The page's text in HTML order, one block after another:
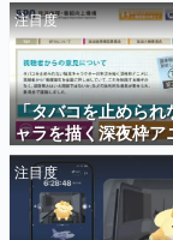
事を
ゲ
名作
聞き
きま
赫
この
の形
注目度
「タバコを止められ
ャラを描く深夜枠ア
聴者の一部から批判
薬物の使用と思わし
めて、BPOが議論を
注目度